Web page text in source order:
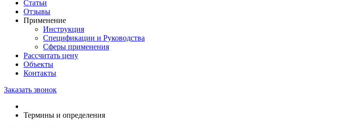
Статьи
Отзывы
Применение
Инструкция
Спецификации и Руководства
Сферы применения
Рассчитать цену
Объекты
Контакты
Заказать звонок
Термины и определения